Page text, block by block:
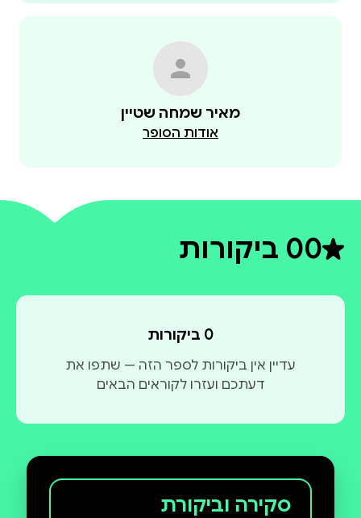
מאיר שמחה שטיין
אודות הסופר
0דירוג ממוצע 0 מתוך 5
0 ביקורות
0 ביקורות
עדיין אין ביקורות לספר הזה — שתפו את
דעתכם ועזרו לקוראים הבאים
סקירה וביקורת